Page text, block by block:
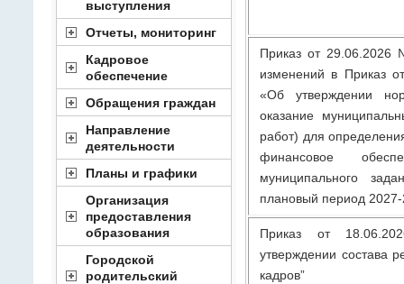
Приказ от
изменений в Приказ
«Об утверждении
оказание
работ) для
финансовое
муниципального
плановый период 2027-
Приказ от
утверждении состава
кадров”
выступления
Отчеты, мониторинг
Кадровое
обеспечение
Обращения граждан
Направление
деятельности
Планы и графики
Организация
предоставления
образования
Городской
родительский